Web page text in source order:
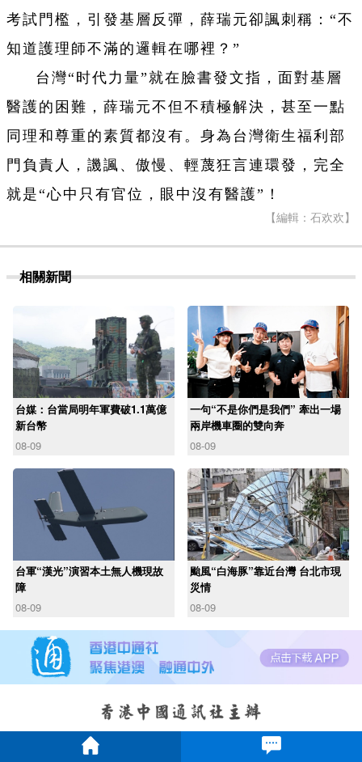
考試門檻，引發基層反彈，薛瑞元卻諷刺稱：“不
知道護理師不滿的邏輯在哪裡？”
台灣“时代力量”就在臉書發文指，面對基層
醫護的困難，薛瑞元不但不積極解決，甚至一點
同理和尊重的素質都沒有。身為台灣衛生福利部
門負責人，譏諷、傲慢、輕蔑狂言連環發，完全
就是“心中只有官位，眼中沒有醫護”！
【編輯：石欢欢】
相關新聞
台媒：台當局明年軍費破1.1萬億
新台幣
08-09
一句“不是你們是我們” 牽出一場
兩岸機車圈的雙向奔
08-09
台軍“漢光”演習本土無人機現故
障
08-09
颱風“白海豚”靠近台灣 台北市現
災情
08-09